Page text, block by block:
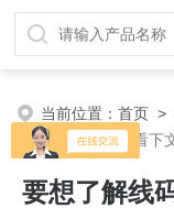
当前位置：首页
特点，不妨看看下
要想了解线